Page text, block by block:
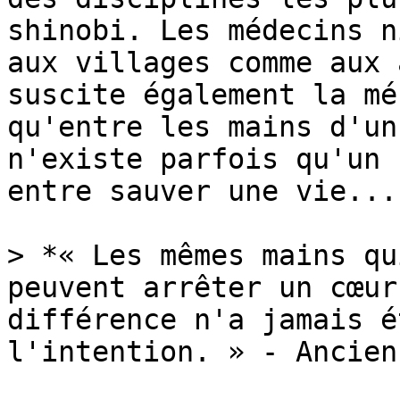
shinobi. Les médecins
aux villages comme
suscite également la
qu'entre les mains
n'existe parfois qu'un
entre sauver une
> *« Les mêmes mains
peuvent arrêter un
différence n'a jamais